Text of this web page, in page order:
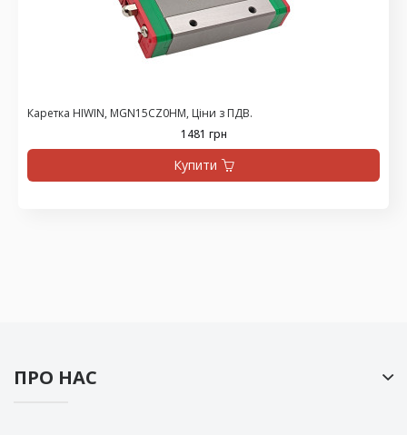
Каретка HIWIN, MGN15CZ0HM, Ціни з ПДВ.
1481 грн
Купити
ПРО НАС